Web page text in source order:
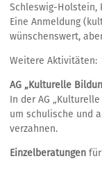
Schleswig-Holstein,
Eine Anmeldung
wünschenswert,
Weitere Aktivitäten:
AG „Kulturelle
In der AG
um schulische und
verzahnen.
Einzelberatungen